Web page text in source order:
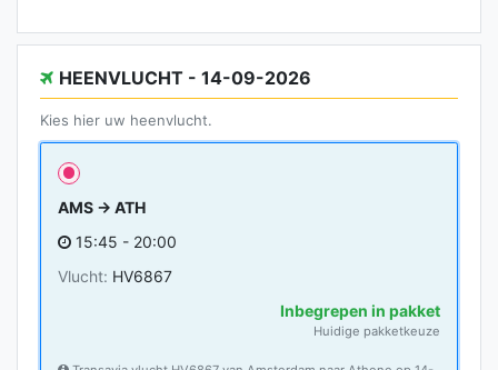
HEENVLUCHT - 14-09-2026
Kies hier uw heenvlucht.
AMS → ATH
15:45 - 20:00
Vlucht: HV6867
Inbegrepen in pakket
Huidige pakketkeuze